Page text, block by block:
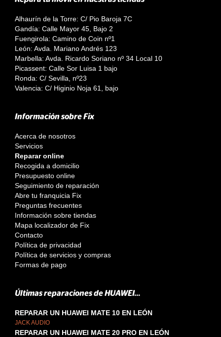
Alhaurín de la Torre: C/ Pio Baroja 7C
Gandía: Calle Mayor 45, Bajo 2
Fuengirola: Camino de Coin nº1
León: Avda. Mariano Andrés 123
Marbella: Avda. Ricardo Soriano nº 34 Local 10
Picassent: Calle Sor Luisa 1 bajo
Ronda: C/ Sevilla, nº23
Valencia: C/ Higinio Noja 61, bajo
Información sobre Fix
Acerca de nosotros
Servicios
Reparar online
Recogida a domicilio
Presupuesto online
Seguimiento de reparación
Abre tu franquicia Fix
Preguntas frecuentes
Información sobre tiendas
Mapa localizador de Fix
Contacto
Política de privacidad
Política de servicios y compras
Formas de pago
Últimas reparaciones de HUAWEI...
REPARAR UN HUAWEI MATE 10 EN LEÓN
JACK AUDIO
REPARAR UN HUAWEI MATE 20 PRO EN LEÓN